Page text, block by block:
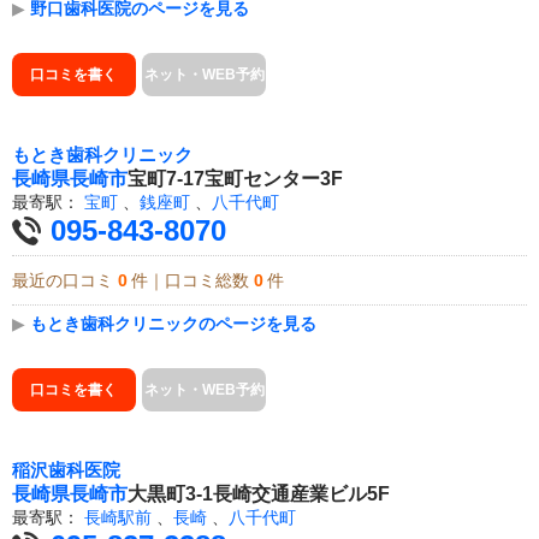
▶ 野口歯科医院のページを見る
口コミを書く ネット・WEB予約
もとき歯科クリニック
長崎県長崎市宝町7-17宝町センター3F
最寄駅： 宝町 、 銭座町 、 八千代町
095-843-8070
最近の口コミ 0 件｜口コミ総数 0 件
▶ もとき歯科クリニックのページを見る
口コミを書く ネット・WEB予約
稲沢歯科医院
長崎県長崎市大黒町3-1長崎交通産業ビル5F
最寄駅： 長崎駅前 長崎 八千代町